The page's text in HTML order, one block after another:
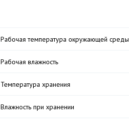
Рабочая температура окружающей среды
Рабочая влажность
Температура хранения
Влажность при хранении